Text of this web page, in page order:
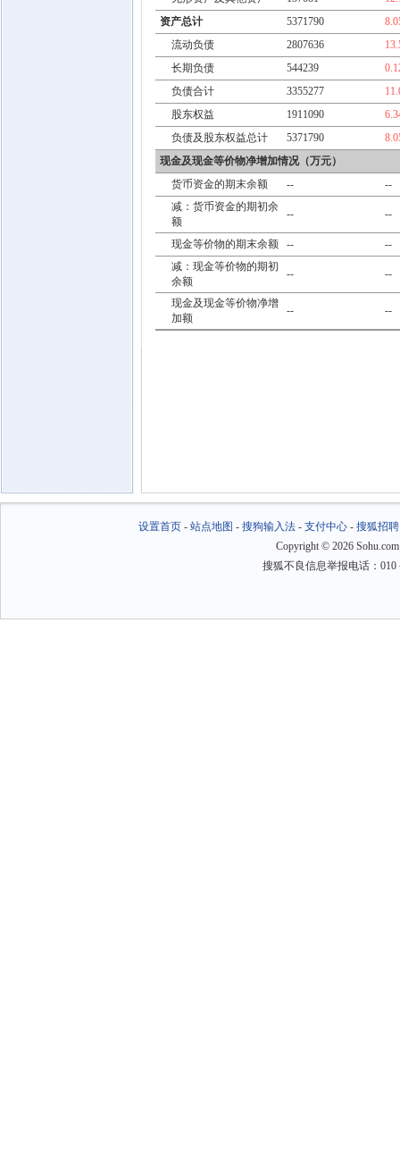
资产总计
5371790
流动负债
2807636
长期负债
544239
负债合计
3355277
股东权益
1911090
负债及股东权益总计
5371790
现金及现金等价物净增加情况（万元）
货币资金的期末余额
--
--
减：货币资金的期初余
额
-- --
现金等价物的期末余额 --
--
减：现金等价物的期初
余额
-- --
现金及现金等价物净增
加额
-- --
设置首页- 站点地图 - 搜狗输入法- 支付中心- 搜狐招聘
Copyright © 2026
搜狐不良信息举报电话：010